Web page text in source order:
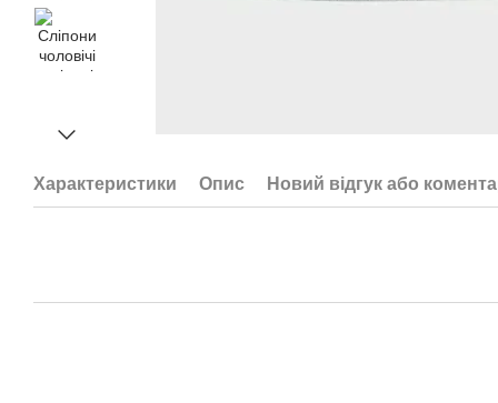
Характеристики Опис Новий відгук або